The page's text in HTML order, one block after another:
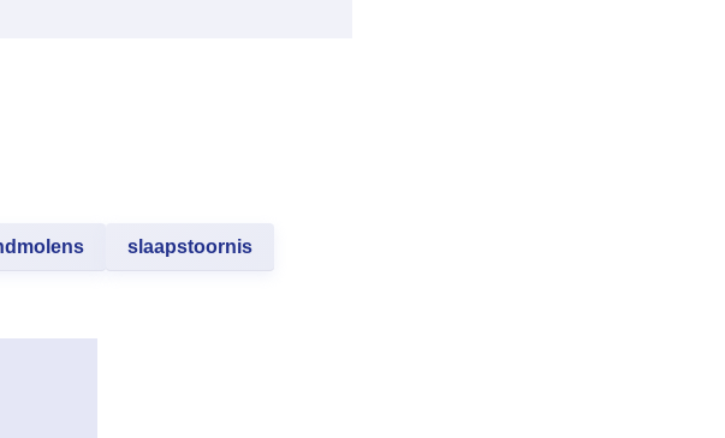
slaapstoornis